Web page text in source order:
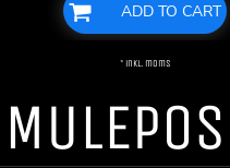
ADD TO CART
* inkl. moms